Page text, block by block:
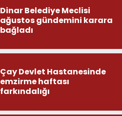
Dinar Belediye Meclisi
ağustos gündemini karara
bağladı
Çay Devlet Hastanesinde
emzirme haftası
farkındalığı